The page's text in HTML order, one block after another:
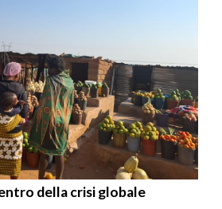
della crisi globale